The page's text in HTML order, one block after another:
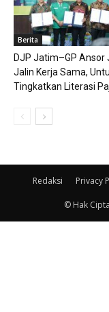
Berita
DJP Jatim–GP Ansor
Jalin Kerja Sama,
Tingkatkan Literasi
Redaksi Privacy
© Hak